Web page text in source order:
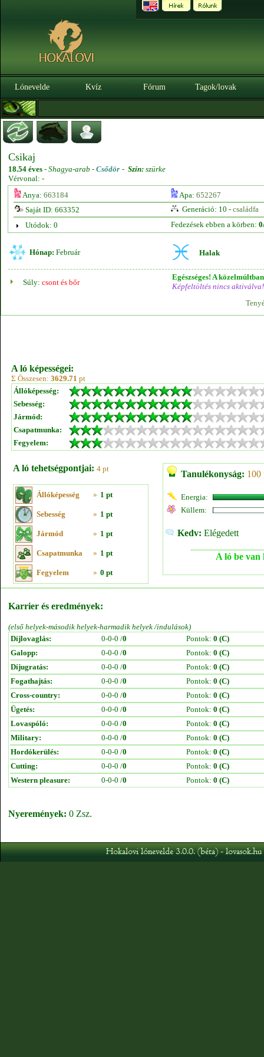
Lónevelde Kvíz Fórum Tagok/lovak
Csikaj
18.54 éves - Shagya-arab - Csődör - Szín: szürke
Vérvonal: -
Anya: 663184 Apa: 652267
Saját ID: 663352
Generáció: 10 - családfa
Utódok: 0
Fedezések ebben a körben:
Hónap: Február Halak
Súly: csont és bőr
Egészséges! A
Képfeltöltés nincs aktiválva!
A ló képességei:
Σ Összesen: 3629.71 pt
Állóképesség:
Sebesség:
Jármód:
Csapatmunka:
Fegyelem:
A ló tehetségpontjai: 4 pt
Állóképesség » 1 pt
Sebesség » 1 pt
Jármód » 1 pt
Csapatmunka » 1 pt
Fegyelem » 0 pt
Tanulékonyság: 100
Energia:
Küllem:
Kedv: Elégedett
A ló be van
Karrier és eredmények:
(első helyek-második helyek-harmadik helyek /indulások)
Díjlovaglás:
0-0-0 /0 Pontok: 0 (C)
Galopp:
0-0-0 /0 Pontok: 0 (C)
Díjugratás:
0-0-0 /0 Pontok: 0 (C)
Fogathajtás:
0-0-0 /0 Pontok: 0 (C)
Cross-country:
0-0-0 /0 Pontok: 0 (C)
Ügetés:
0-0-0 /0 Pontok: 0 (C)
Lovaspóló:
0-0-0 /0 Pontok: 0 (C)
Military:
0-0-0 /0 Pontok: 0 (C)
Hordókerülés:
0-0-0 /0 Pontok: 0 (C)
Cutting:
0-0-0 /0 Pontok: 0 (C)
Western pleasure:
0-0-0 /0 Pontok: 0 (C)
Nyeremények: 0 Zsz.